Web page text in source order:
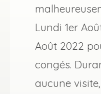
Lundi 1er
Août 2022
congés.
aucune